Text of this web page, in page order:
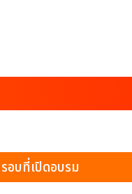
รอบที่เปิดอบรม